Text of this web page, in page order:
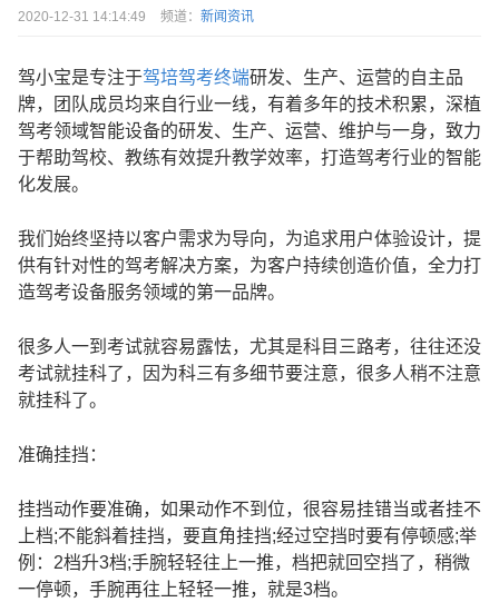
2020-12-31 14:14:49 频道： 新闻资讯
驾小宝是专注于驾培驾考终端研发、生产、运营的自主品
牌，团队成员均来自行业一线，有着多年的技术积累，深植
驾考领域智能设备的研发、生产、运营、维护与一身，致力
于帮助驾校、教练有效提升教学效率，打造驾考行业的智能
化发展。
我们始终坚持以客户需求为导向，为追求用户体验设计，提
供有针对性的驾考解决方案，为客户持续创造价值，全力打
造驾考设备服务领域的第一品牌。
很多人一到考试就容易露怯，尤其是科目三路考，往往还没
考试就挂科了，因为科三有多细节要注意，很多人稍不注意
就挂科了。
准确挂挡：
挂挡动作要准确，如果动作不到位，很容易挂错当或者挂不
上档;不能斜着挂挡，要直角挂挡;经过空挡时要有停顿感;举
例：2档升3档;手腕轻轻往上一推，档把就回空挡了，稍微
一停顿，手腕再往上轻轻一推，就是3档。